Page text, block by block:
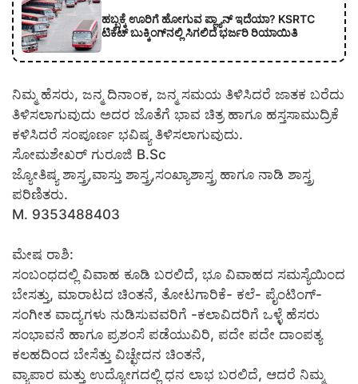
ಹಬ್ಬಕ್ಕೆ ಊರಿಗೆ ಹೋಗುವ ಪ್ಲ್ಯಾನ್ ಇದೆಯಾ? KSRTC
ಟಿಕೆಟ್ ಬುಕ್ಕಿಂಗ್‌ನಲ್ಲಿ ಸಿಗಲಿದೆ ಭರ್ಜರಿ ರಿಯಾಯಿತಿ
ನಿಮ್ಮ ಹೆಸರು, ಜನ್ಮ ದಿನಾಂಕ, ಜನ್ಮ ಸಮಯ ತಿಳಿಸಿದರೆ ಜಾತಕ ಬರೆದು
ತಿಳಿಸಲಾಗುವುದು ಅದರ ಜೊತೆಗೆ ಭಾವ ಚಿತ್ರ ಹಾಗೂ ಹಸ್ತಸಾಮುದ್ರಿಕೆ
ಕಳಿಸಿದರೆ ಸಂಪೂರ್ಣ ಭವಿಷ್ಯ ತಿಳಿಸಲಾಗುವುದು.
ಸೋಮಶೇಖರ್ ಗುರೂಜಿ B.Sc
ಜ್ಯೋತಿಷ್ಯ ಶಾಸ್ತ್ರ,ವಾಸ್ತು ಶಾಸ್ತ್ರ,ಸಂಖ್ಯಾಶಾಸ್ತ್ರ ಹಾಗೂ ನಾಡಿ ಶಾಸ್ತ್ರ
ಪರಿಣಿತರು.
M. 9353488403
ಮೇಷ ರಾಶಿ:
ಸಂಬಂಧದಲ್ಲಿ ವಿವಾಹ ಕೂಡಿ ಬರಲಿದೆ, ಭೂ ವಿವಾಹದ ಸಮಸ್ಯೆಯಿಂದ
ಬೇಸತ್ತು, ಮಾರಾಟದ ಚಿಂತನೆ, ತೋಟಗಾರಿಕೆ- ಕಲೆ- ಪೈಂಟಿಂಗ್-
ಸಂಗೀತ ವಾದ್ಯಗಳು ನುಡಿಸುವವರಿಗೆ -ಕಲಾವಿದರಿಗೆ ಒಳ್ಳೆ ಹೆಸರು
ಸಂಭಾವನೆ ಹಾಗೂ ಪ್ರಶಂಸೆ ಪಡೆಯುವಿರಿ, ಪದೇ ಪದೇ ದಾಂಪತ್ಯ
ಕಲಹದಿಂದ ಬೇಸೆತ್ತು ವಿಚ್ಛೇದನ ಚಿಂತನೆ,
ವ್ಯಾಪಾರ ಮತ್ತು ಉದ್ಯೋಗದಲ್ಲಿ ಧನ ಲಾಭ ಬರಲಿದೆ, ಆದರೆ ನಿಮ್ಮ